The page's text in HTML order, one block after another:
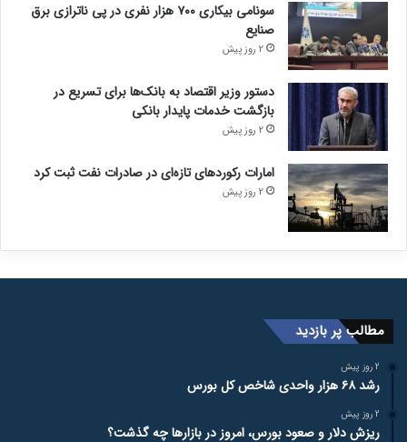
سونامی بیکاری ۷۰۰ هزار نفری در پی ناترازی برق
صنایع
2 روز پیش
دستور وزیر اقتصاد به بانک‌ها برای تسریع در
بازگشت خدمات پایدار بانکی
2 روز پیش
امارات رکورد‌های تازه‌ای در صادرات نفت ثبت کرد
2 روز پیش
مطالب پر بازدید
2 روز پیش
رشد ۶۸ هزار واحدی شاخص کل بورس
2 روز پیش
ریزش دلار و صعود بورس، امروز در بازارها چه گذشت؟